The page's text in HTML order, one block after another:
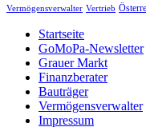
Vermögensverwalter Vertrieb
Startseite
GoMoPa-Newsletter
Grauer Markt
Finanzberater
Bauträger
Vermögensverwalter
Impressum